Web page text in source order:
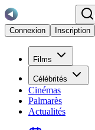
Connexion
Inscription
Films
Célébrités
Cinémas
Palmarès
Actualités